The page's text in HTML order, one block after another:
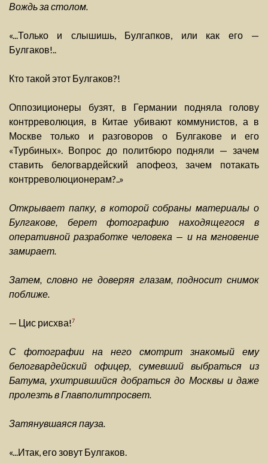
Вождь за столом.
«...Только и слышишь, Булгапков, или как его —
Булгаков!..
Кто такой этот Булгаков?!
Оппозиционеры бузят, в Германии подняла голову
контрреволюция, в Китае убивают коммунистов, а в
Москве только и разговоров о Булгакове и его
«Турбиных». Вопрос до политбюро подняли — зачем
ставить белогвардейский апофеоз, зачем потакать
контрреволюционерам?..»
Открывает папку, в которой собраны материалы о
Булгакове, берет фотографию находящегося в
оперативной разработке человека — и на мгновение
замирает.
Затем, словно не доверяя глазам, подносит снимок
поближе.
— Цис рисхва!7
С фотографии на него смотрит знакомый ему
белогвардейский офицер, сумевший выбраться из
Батума, ухитрившийся добраться до Москвы и даже
пролезть в Главполитпросвет.
Затянувшаяся пауза.
«...Итак, его зовут Булгаков.